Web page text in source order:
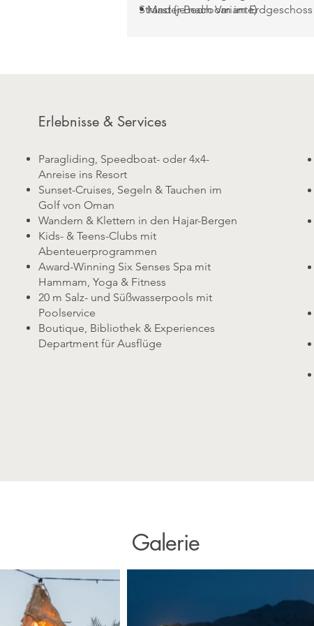
• Master-Bedroom im
mehr Platz und Privatsphäre suchen
Duplex Two-Bedroom Pool Villa
mit direktem
& Meerblick
Strand (je nach Variante)
Erlebnisse & Services
Paragliding, Speedboat- oder 4x4-
Anreise ins Resort
Sunset-Cruises, Segeln & Tauchen im
Golf von Oman
Wandern & Klettern in den Hajar-Bergen
Kids- & Teens-Clubs mit
Abenteuerprogrammen
Award-Winning Six Senses Spa mit
Hammam, Yoga & Fitness
20 m Salz- und Süßwasserpools mit
Poolservice
Boutique, Bibliothek & Experiences
Department für Ausflüge
Galerie